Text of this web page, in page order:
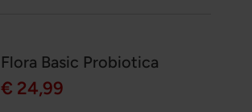
Flora Basic Probiotica
€ 24,99